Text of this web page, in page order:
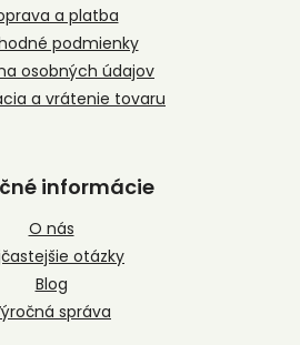
a platba
podmienky
osobných údajov
a vrátenie tovaru
informácie
O nás
otázky
Blog
správa